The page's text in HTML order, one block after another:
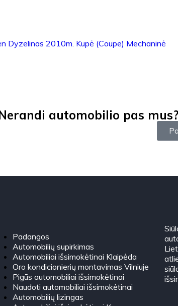
Dyzelinas 2010m. Kupė (Coupe) Mechaninė
automobilio pas
Padangos
Automobilių supirkimas
Automobiliai išsimokėtinai Klaipėda
Oro kondicionierių montavimas Vilniuje
Pigūs automobiliai išsimokėtinai
Naudoti automobiliai išsimokėtinai
Automobilių lizingas